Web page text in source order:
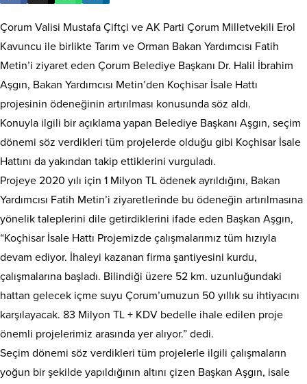
Çorum Valisi Mustafa Çiftçi ve AK Parti Çorum Milletvekili Erol
Kavuncu ile birlikte Tarım ve Orman Bakan Yardımcısı Fatih
Metin’i ziyaret eden Çorum Belediye Başkanı Dr. Halil İbrahim
Aşgın, Bakan Yardımcısı Metin’den Koçhisar İsale Hattı
projesinin ödeneğinin artırılması konusunda söz aldı.
Konuyla ilgili bir açıklama yapan Belediye Başkanı Aşgın, seçim
dönemi söz verdikleri tüm projelerde olduğu gibi Koçhisar İsale
Hattını da yakından takip ettiklerini vurguladı.
Projeye 2020 yılı için 1 Milyon TL ödenek ayrıldığını, Bakan
Yardımcısı Fatih Metin’i ziyaretlerinde bu ödeneğin artırılmasına
yönelik taleplerini dile getirdiklerini ifade eden Başkan Aşgın,
“Koçhisar İsale Hattı Projemizde çalışmalarımız tüm hızıyla
devam ediyor. İhaleyi kazanan firma şantiyesini kurdu,
çalışmalarına başladı. Bilindiği üzere 52 km. uzunluğundaki
hattan gelecek içme suyu Çorum’umuzun 50 yıllık su ihtiyacını
karşılayacak. 83 Milyon TL + KDV bedelle ihale edilen proje
önemli projelerimiz arasında yer alıyor.” dedi.
Seçim dönemi söz verdikleri tüm projelerle ilgili çalışmaların
yoğun bir şekilde yapıldığının altını çizen Başkan Aşgın, isale